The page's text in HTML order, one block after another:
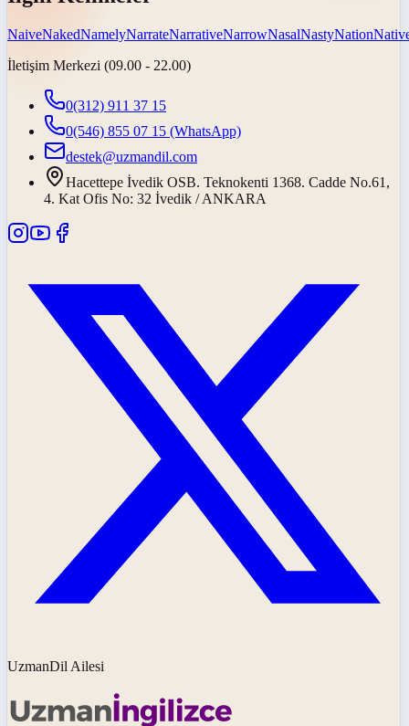
NaiveNakedNamelyNarrateNarrativeNarrowNasalNastyNation
İletişim Merkezi (09.00 - 22.00)
0(312) 911 37 15
0(546) 855 07 15 (WhatsApp)
destek@uzmandil.com
Hacettepe İvedik OSB. Teknokenti 1368. Cadde No.61,
4. Kat Ofis No: 32 İvedik / ANKARA
UzmanDil Ailesi